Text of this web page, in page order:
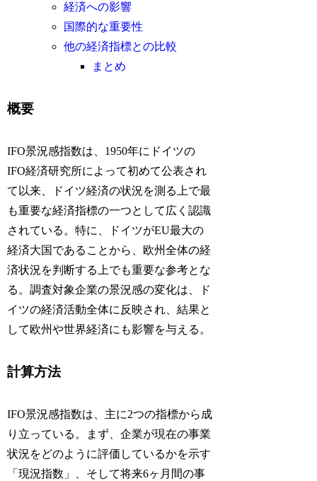
経済への影響
国際的な重要性
他の経済指標との比較
まとめ
概要
IFO景況感指数は、1950年にドイツの
IFO経済研究所によって初めて公表され
て以来、ドイツ経済の状況を測る上で最
も重要な経済指標の一つとして広く認識
されている。特に、ドイツがEU最大の
経済大国であることから、欧州全体の経
済状況を判断する上でも重要な参考とな
る。調査対象企業の景況感の変化は、ド
イツの経済活動全体に反映され、結果と
して欧州や世界経済にも影響を与える。
計算方法
IFO景況感指数は、主に2つの指標から成
り立っている。まず、企業が現在の事業
状況をどのように評価しているかを示す
「現況指数」、そして将来6ヶ月間の事